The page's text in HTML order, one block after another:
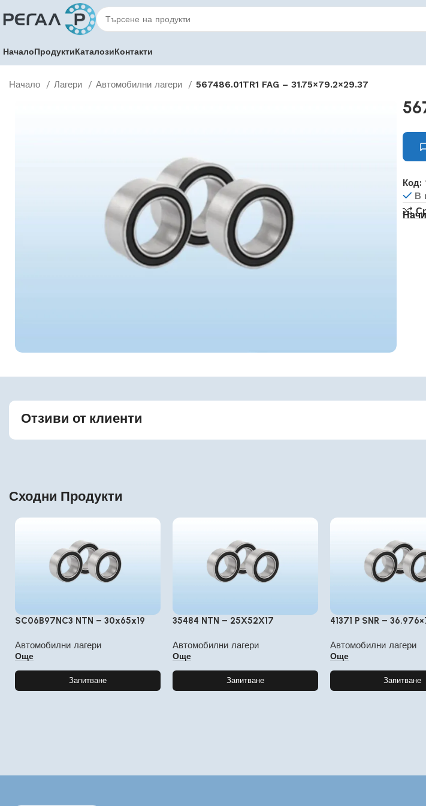
НачалоПродуктиКаталозиКонтакти
Начало Лагери Автомобилни лагери 567486.01TR1 FAG – 31.75×79.2×29.37
Код:
В
Отзиви от клиенти
Сходни Продукти
SC06B97NC3 NTN – 30x65x19
Автомобилни лагери
Още
Запитване
35484 NTN – 25X52X17
Автомобилни лагери
Още
Запитване
41371 P SNR –
Автомобилни лагери
Още
Запитване